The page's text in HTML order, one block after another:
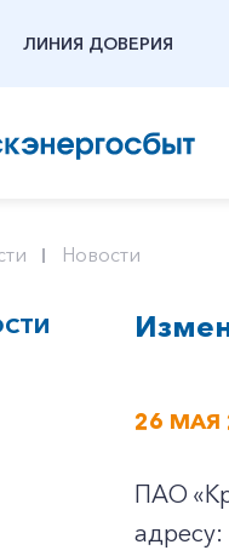
ЛИНИЯ ДОВЕРИЯ
Новости
26 МАЯ
ПАО